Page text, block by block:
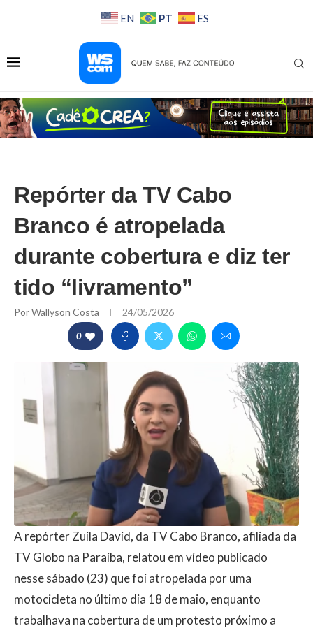
EN PT ES
Repórter da TV Cabo
Branco é atropelada
durante cobertura e diz ter
tido “livramento”
PorWallyson Costa 24/05/2026
0
A repórter Zuila David, da TV Cabo Branco, afiliada da
TV Globo na Paraíba, relatou em vídeo publicado
nesse sábado (23) que foi atropelada por uma
motocicleta no último dia 18 de maio, enquanto
trabalhava na cobertura de um protesto próximo a